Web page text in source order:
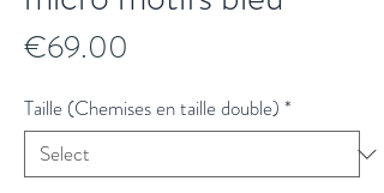
€69.00
Taille (Chemises en taille double) *